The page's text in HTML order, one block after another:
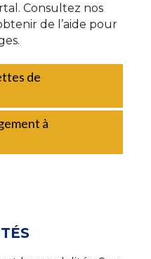
Consultez nos
de l’aide pour
de
à